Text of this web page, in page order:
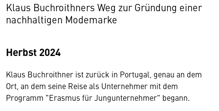
Klaus Buchroithners Weg zur Gründung einer
nachhaltigen Modemarke
Herbst 2024
Klaus Buchroithner ist zurück in Portugal, genau an dem
Ort, an dem seine Reise als Unternehmer mit dem
Programm "Erasmus für Jungunternehmer" begann.